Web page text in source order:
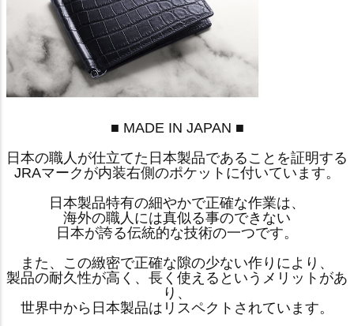
■ MADE IN JAPAN ■
日本の職人が仕立てた日本製品であることを証明する
JRAマークが内装右側のポケットに付いています。
日本製品特有の細やかで正確な作業は、
海外の職人には真似る事のできない
日本が誇る伝統的な技術の一つです。
また、この緻密で正確な隙の少ない作りにより、
製品の耐久性が高く、長く使えるというメリットがあ
り、
世界中から日本製品はリスペクトされています。